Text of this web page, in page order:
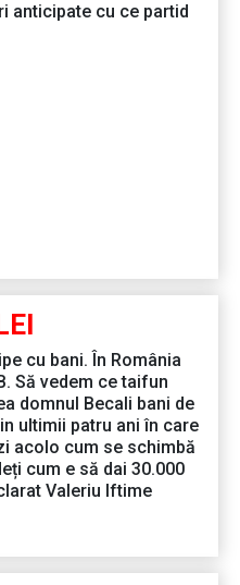
anticipate cu ce partid
cu bani. În România
Să vedem ce taifun
domnul Becali bani de
ultimii patru ani în care
acolo cum se schimbă
cum e să dai 30.000
Valeriu Iftime